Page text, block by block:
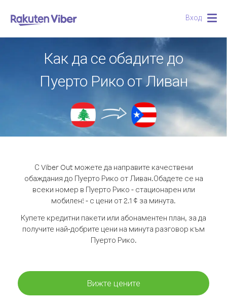
Вход
Как да се обадите до
Пуерто Рико от Ливан
С Viber Out можете да направите качествени
обаждания до Пуерто Рико от Ливан.Обадете се на
всеки номер в Пуерто Рико - стационарен или
мобилен! - с цени от 2.1 ¢ за минута.
Купете кредитни пакети или абонаментен план, за да
получите най-добрите цени на минута разговор към
Пуерто Рико.
Вижте цените